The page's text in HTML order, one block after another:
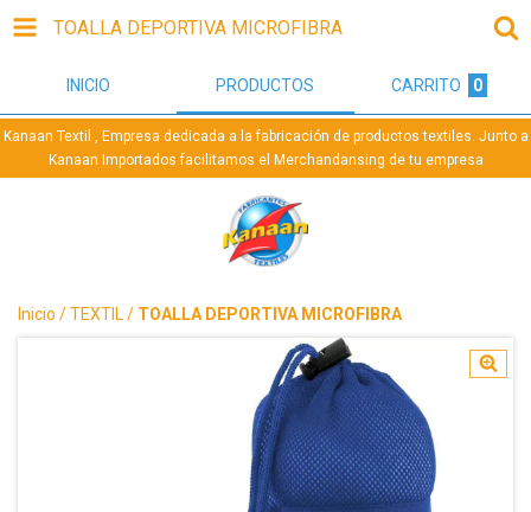
TOALLA DEPORTIVA MICROFIBRA
INICIO PRODUCTOS CARRITO 0
Kanaan Textil , Empresa dedicada a la fabricación de productos textiles. Junto a
Kanaan Importados facilitamos el Merchandansing de tu empresa
Inicio /TEXTIL / TOALLA DEPORTIVA MICROFIBRA